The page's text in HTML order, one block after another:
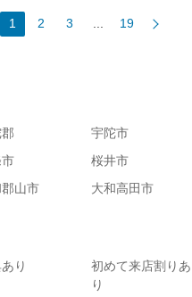
1 2 3 ... 19
宇陀市
桜井市
山市 大和高田市
り
初めて来店割りあ
り